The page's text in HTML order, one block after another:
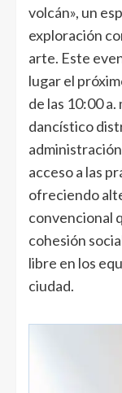
volcán», un
exploración
arte. Este
lugar el
de las 10:00
dancístico
acceso a las
ofreciendo
convencional
cohesión
libre en los
ciudad.